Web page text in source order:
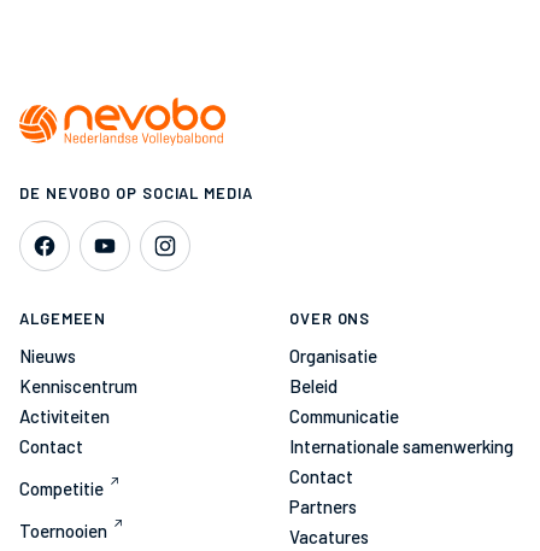
DE NEVOBO OP SOCIAL MEDIA
ALGEMEEN
Nieuws
Kenniscentrum
Activiteiten
Contact
Competitie
Toernooien
OVER ONS
Organisatie
Beleid
Communicatie
Internationale samenwerking
Contact
Partners
Vacatures